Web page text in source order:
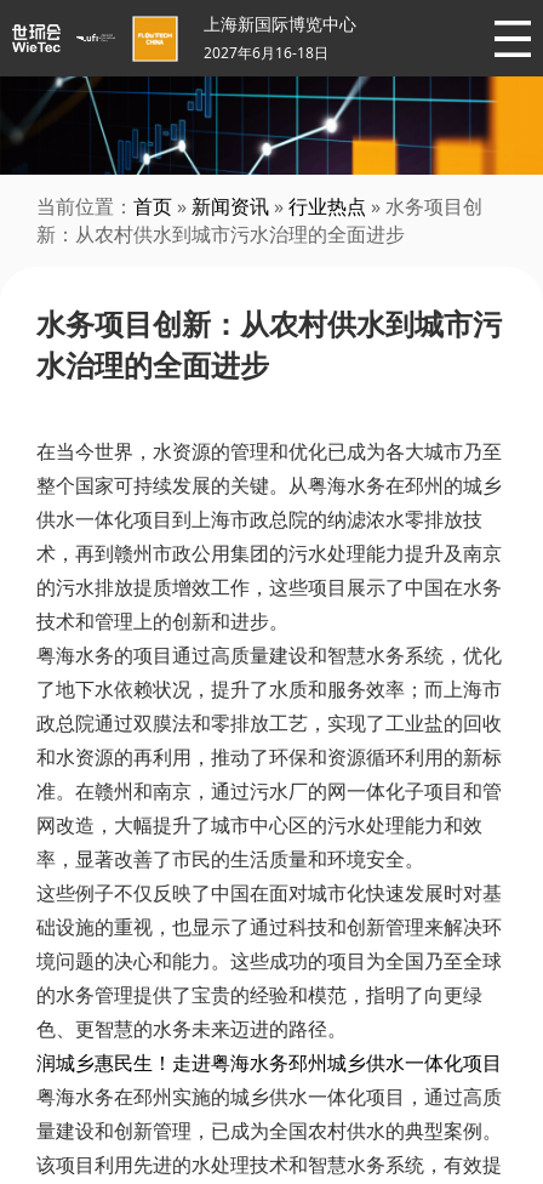
上海新国际博览中心
2027年6月16-18日
当前位置： 首页 » 新闻资讯 »行业热点 » 水务项目创
新：从农村供水到城市污水治理的全面进步
水务项目创新：从农村供水到城市污
水治理的全面进步
在当今世界，水资源的管理和优化已成为各大城市乃至
整个国家可持续发展的关键。从粤海水务在邳州的城乡
供水一体化项目到上海市政总院的纳滤浓水零排放技
术，再到赣州市政公用集团的污水处理能力提升及南京
的污水排放提质增效工作，这些项目展示了中国在水务
技术和管理上的创新和进步。
粤海水务的项目通过高质量建设和智慧水务系统，优化
了地下水依赖状况，提升了水质和服务效率；而上海市
政总院通过双膜法和零排放工艺，实现了工业盐的回收
和水资源的再利用，推动了环保和资源循环利用的新标
准。在赣州和南京，通过污水厂的网一体化子项目和管
网改造，大幅提升了城市中心区的污水处理能力和效
率，显著改善了市民的生活质量和环境安全。
这些例子不仅反映了中国在面对城市化快速发展时对基
础设施的重视，也显示了通过科技和创新管理来解决环
境问题的决心和能力。这些成功的项目为全国乃至全球
的水务管理提供了宝贵的经验和模范，指明了向更绿
色、更智慧的水务未来迈进的路径。
润城乡惠民生！走进粤海水务邳州城乡供水一体化项目
粤海水务在邳州实施的城乡供水一体化项目，通过高质
量建设和创新管理，已成为全国农村供水的典型案例。
该项目利用先进的水处理技术和智慧水务系统，有效提